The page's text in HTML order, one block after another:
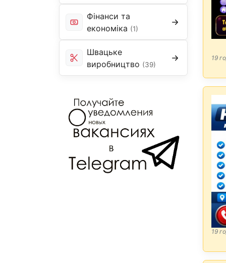
Фінанси та
економіка (1)
Швацьке
виробництво (39)
19
19